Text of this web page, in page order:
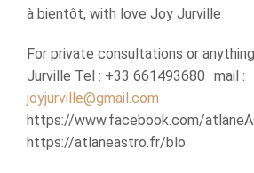
à bientôt, with love Joy Jurville
For private consultations or
Jurville Tel : +33 661493680 mail :
joyjurville@gmail.com
https://www.facebook.com/
https://atlaneastro.fr/blo